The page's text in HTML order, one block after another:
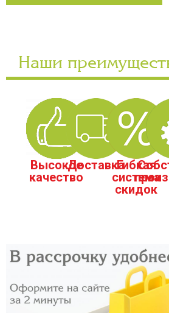
Наши
Высокое
качество
ДоставкаГибкая
система
скидок